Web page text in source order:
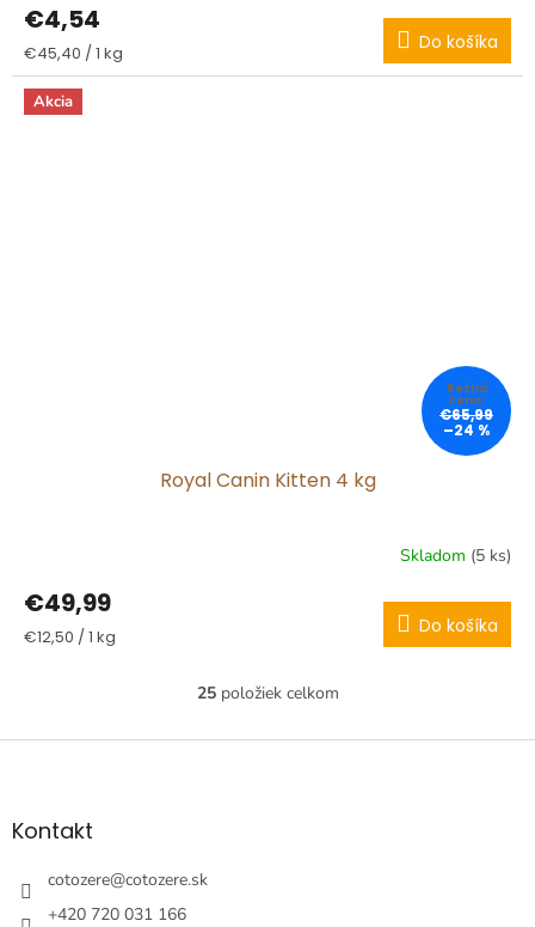
€4,54
Jednotková
cena:
€45,40 / 1 kg Do košíka
Akcia
€65,99
–24 %
Royal Canin Kitten 4 kg
Skladom (5 ks)
€49,99
Jednotková
€12,50 / 1 kg Do košíka
O
l
25položiek celkom
Z
äKontakt
cotozere@cotozere.sk
+420 720 031 166